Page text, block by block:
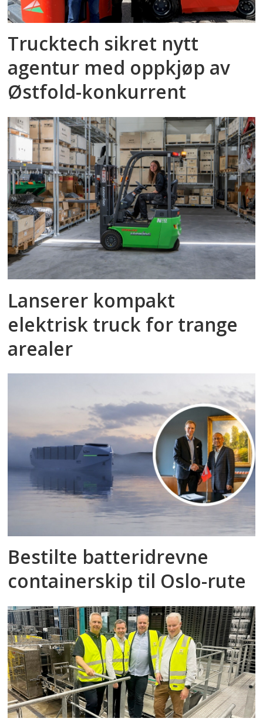
Trucktech sikret nytt
agentur med oppkjøp av
Østfold-konkurrent
Lanserer kompakt
elektrisk truck for trange
arealer
Bestilte batteridrevne
containerskip til Oslo-rute